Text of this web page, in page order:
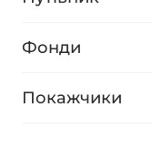
Фонди
Покажчики